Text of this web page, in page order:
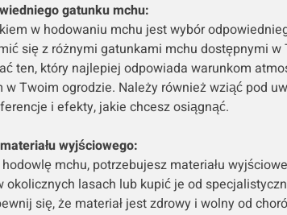
gatunku mchu:
w hodowaniu mchu jest wybór
się z różnymi gatunkami mchu dostępnymi w
ten, który najlepiej odpowiada warunkom
w Twoim ogrodzie. Należy również wziąć pod
i efekty, jakie chcesz osiągnąć.
wyjściowego:
mchu, potrzebujesz materiału
okolicznych lasach lub kupić je od
się, że materiał jest zdrowy i wolny od